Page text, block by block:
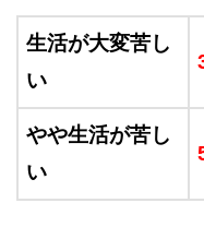
生活が大変苦し
い
やや生活が苦し
い